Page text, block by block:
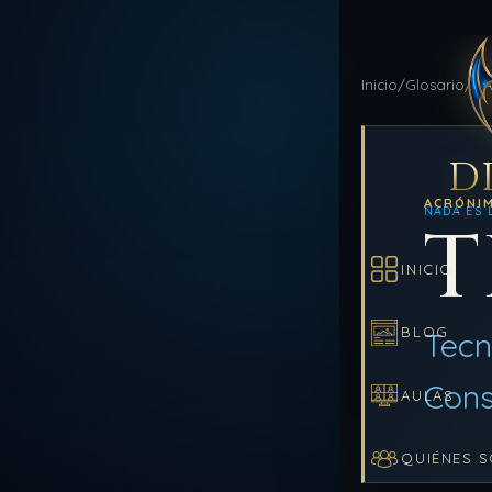
NADA ES
INICIO
BLOG
AULAS
QUIÉNES
Inicio/Glosario/